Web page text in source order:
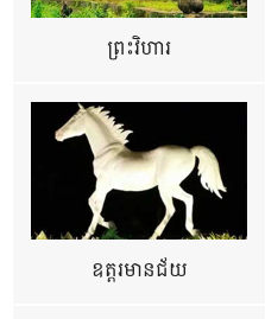
ព្រះវិហារ
ឧត្ដរមានជ័យ